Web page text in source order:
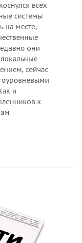
всех
системы
на месте,
они
сейчас
и
к